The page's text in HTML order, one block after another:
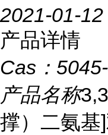
2021-01-12
产品详情
Cas：
产品名称
撑）二氨基